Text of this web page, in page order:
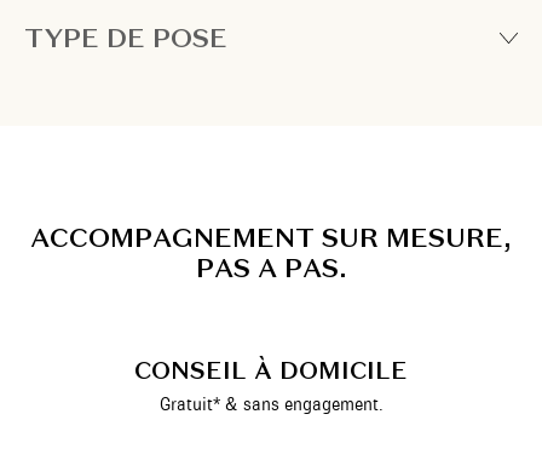
TYPE DE POSE
ACCOMPAGNEMENT SUR MESURE,
PAS A PAS.
CONSEIL À DOMICILE
Gratuit* & sans engagement.